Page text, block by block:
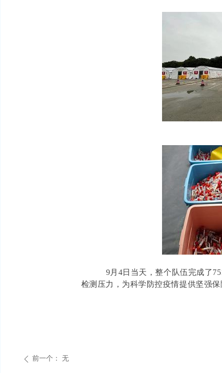
9月4日当天，整个队伍完成了
检测压力，为科学防控疫情提供坚强
ꄴ 前一个： 无